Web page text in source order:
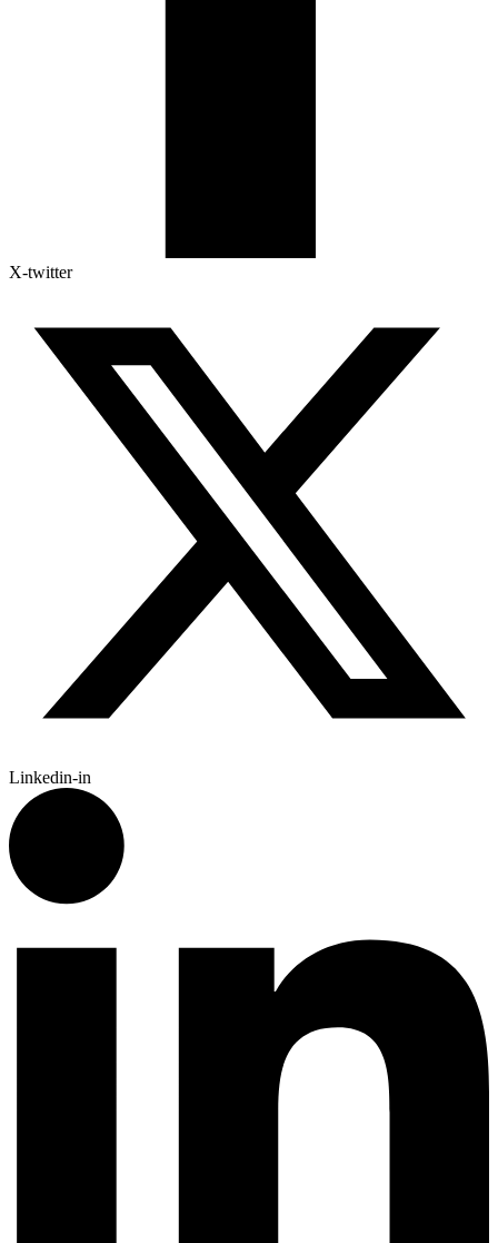
X-twitter
Linkedin-in